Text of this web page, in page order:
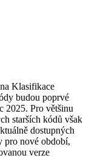
Klasifikace
budou poprvé
2025. Pro většinu
starších kódů však
dostupných
pro nové období,
verze